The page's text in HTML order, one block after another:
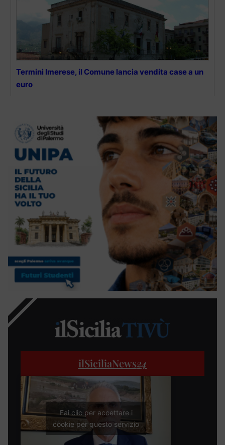
Termini Imerese, il Comune lancia vendita case a un
euro
ilSiciliaNews24
Fai clic per accettare i
cookie per questo servizio